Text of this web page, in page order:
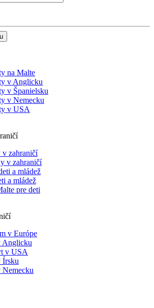
na Malte
v Anglicku
v Španielsku
v Nemecku
v USA
zahraničí
v zahraničí
a mládež
a mládež
pre deti
v Európe
Anglicku
v USA
Írsku
Nemecku